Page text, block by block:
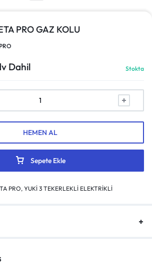
PRO GAZ KOLU
Dahil Stokta
Sepete Ekle
HEMEN AL
PRO, YUKİ 3 TEKERLEKLİ ELEKTRİKLİ